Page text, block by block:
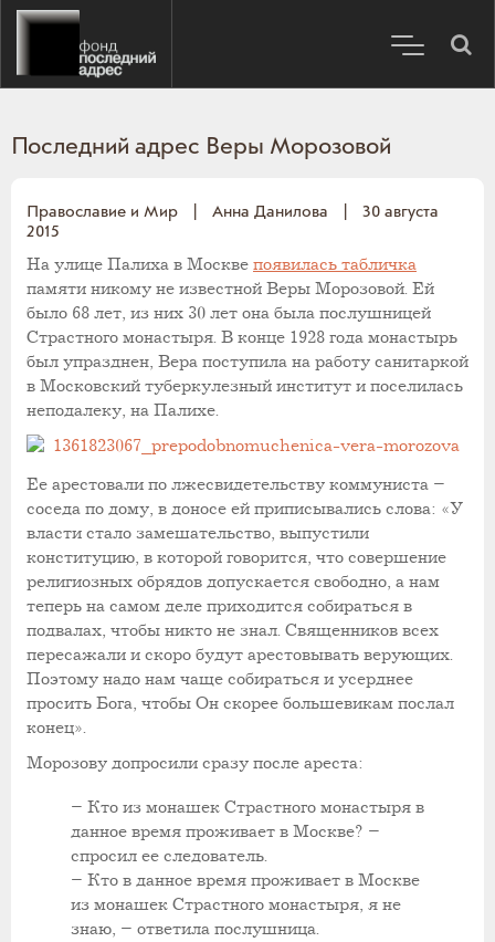
Последний адрес Веры Морозовой
Православие и Мир Анна Данилова
30 августа
2015
На улице Палиха в Москве появилась табличка
памяти никому не известной Веры Морозовой. Ей
было 68 лет, из них 30 лет она была послушницей
Страстного монастыря. В конце 1928 года монастырь
был упразднен, Вера поступила на работу санитаркой
в Московский туберкулезный институт и поселилась
неподалеку, на Палихе.
Ее арестовали по лжесвидетельству коммуниста –
соседа по дому, в доносе ей приписывались слова: «У
власти стало замешательство, выпустили
конституцию, в которой говорится, что совершение
религиозных обрядов допускается свободно, а нам
теперь на самом деле приходится собираться в
подвалах, чтобы никто не знал. Священников всех
пересажали и скоро будут арестовывать верующих.
Поэтому надо нам чаще собираться и усерднее
просить Бога, чтобы Он скорее большевикам послал
конец».
Морозову допросили сразу после ареста:
– Кто из монашек Страстного монастыря в
данное время проживает в Москве? –
спросил ее следователь.
– Кто в данное время проживает в Москве
из монашек Страстного монастыря, я не
знаю, – ответила послушница.